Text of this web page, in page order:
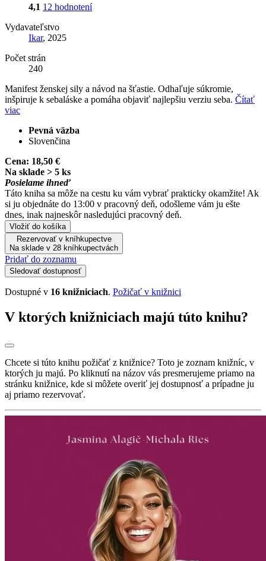
4,1 12 hodnotení
Vydavateľstvo
Ikar, 2025
Počet strán
240
Manifest ženskej sily a návod na šťastie. Odhaľuje súkromie,
inšpiruje k sebaláske a pomáha objaviť najlepšiu verziu seba. Čítať
viac
Pevná väzba
Slovenčina
Cena: 18,50 €
Na sklade > 5 ks
Posielame ihneď
Táto kniha sa môže na cestu ku vám vybrať prakticky okamžite! Ak
si ju objednáte do 13:00 v pracovný deň, odošleme vám ju ešte
dnes, inak najneskôr nasledujúci pracovný deň.
Vložiť do košíka
Rezervovať v kníhkupectve
Na sklade v 28 kníhkupectvách
Pridať do zoznamu
Sledovať dostupnosť
Dostupné v 16 knižniciach. Požičať v knižnici
V ktorých knižniciach majú túto knihu?
Chcete si túto knihu požičať z knižnice? Toto je zoznam knižníc, v
ktorých ju majú. Po kliknutí na názov vás presmerujeme priamo na
stránku knižnice, kde si môžete overiť jej dostupnosť a prípadne ju
aj priamo rezervovať.